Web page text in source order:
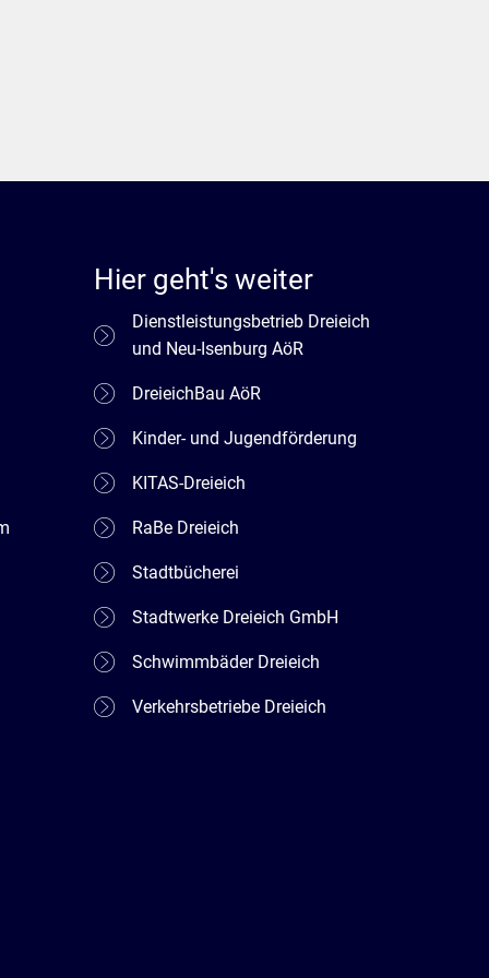
Hier geht's weiter
Dienstleistungsbetrieb Dreieich
und Neu-Isenburg AöR
DreieichBau AöR
Kinder- und Jugendförderung
KITAS-Dreieich
RaBe Dreieich
Stadtbücherei
Stadtwerke Dreieich GmbH
Schwimmbäder Dreieich
Verkehrsbetriebe Dreieich